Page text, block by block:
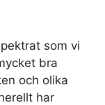
som vi
bra
och olika
har